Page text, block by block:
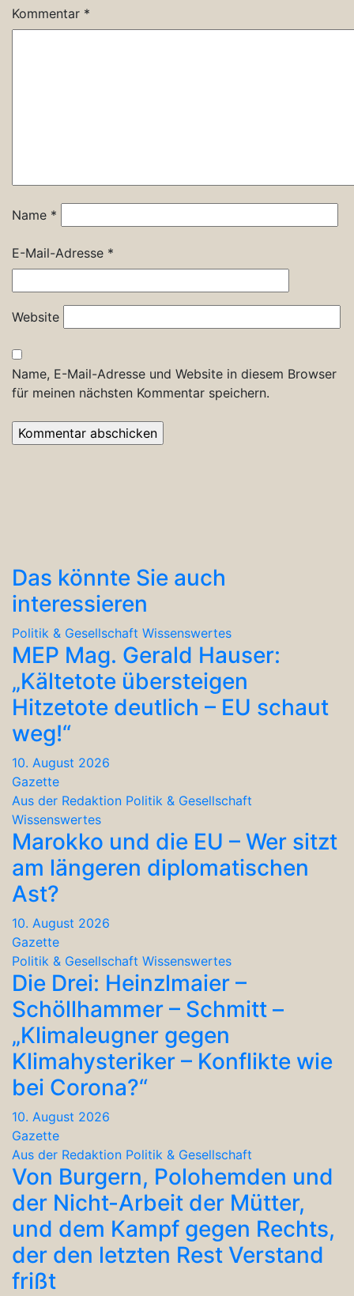
Kommentar *
Name *
E-Mail-Adresse *
Website
Name, E-Mail-Adresse und Website in diesem Browser
für meinen nächsten Kommentar speichern.
Das könnte Sie auch
interessieren
Politik & Gesellschaft Wissenswertes
MEP Mag. Gerald Hauser:
„Kältetote übersteigen
Hitzetote deutlich – EU schaut
weg!“
10. August 2026
Gazette
Aus der Redaktion Politik & Gesellschaft
Wissenswertes
Marokko und die EU – Wer sitzt
am längeren diplomatischen
Ast?
10. August 2026
Gazette
Politik & Gesellschaft Wissenswertes
Die Drei: Heinzlmaier –
Schöllhammer – Schmitt –
„Klimaleugner gegen
Klimahysteriker – Konflikte wie
bei Corona?“
10. August 2026
Gazette
Aus der Redaktion Politik & Gesellschaft
Von Burgern, Polohemden und
der Nicht-Arbeit der Mütter,
und dem Kampf gegen Rechts,
der den letzten Rest Verstand
frißt